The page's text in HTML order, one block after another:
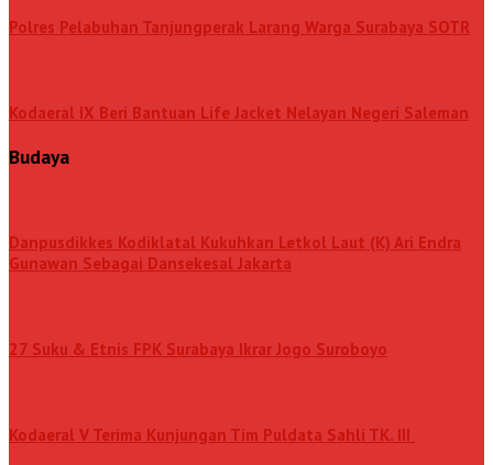
Polres Pelabuhan Tanjungperak Larang Warga Surabaya SOTR
Kodaeral IX Beri Bantuan Life Jacket Nelayan Negeri Saleman
Budaya
Danpusdikkes Kodiklatal Kukuhkan Letkol Laut (K) Ari Endra
Gunawan Sebagai Dansekesal Jakarta
27 Suku & Etnis FPK Surabaya Ikrar Jogo Suroboyo
Kodaeral V Terima Kunjungan Tim Puldata Sahli TK. III